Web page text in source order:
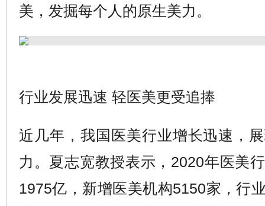
美，发掘每个人的原生美力。
行业发展迅速 轻医美更受追捧
近几年，我国医美行业增长迅速，
力。夏志宽教授表示，2020年医美
1975亿，新增医美机构5150家，行